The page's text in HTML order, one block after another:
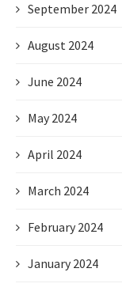
September 2024
August 2024
June 2024
May 2024
April 2024
March 2024
February 2024
January 2024